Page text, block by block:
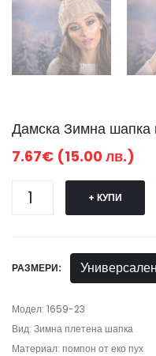
Дамска Зимна
7.67€ (15.00 лв.)
+ КУПИ
РАЗМЕРИ: Универсален
Модел: 1659-23
Вид: Зимна плетена шапка
Материал: помпон от еко пух